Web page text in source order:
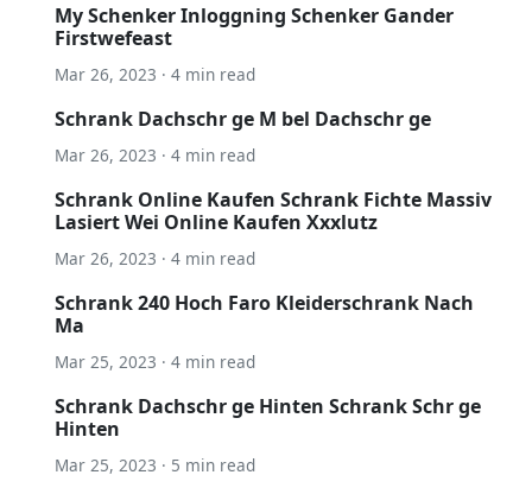
My Schenker Inloggning Schenker Gander
Firstwefeast
Mar 26, 2023 · 4 min read
Schrank Dachschr ge M bel Dachschr ge
Mar 26, 2023 · 4 min read
Schrank Online Kaufen Schrank Fichte Massiv
Lasiert Wei Online Kaufen Xxxlutz
Mar 26, 2023 · 4 min read
Schrank 240 Hoch Faro Kleiderschrank Nach
Ma
Mar 25, 2023 · 4 min read
Schrank Dachschr ge Hinten Schrank Schr ge
Hinten
Mar 25, 2023 · 5 min read